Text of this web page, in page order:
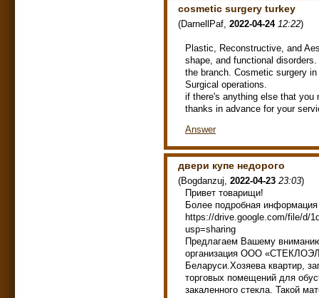
cosmetic surgery turkey
(DarnellPaf 2022-04-24 12:22)
Plastic, Reconstructive, and
shape, and functional
the branch. Cosmetic surgery
Surgical operations.
if there's anything else that you
thanks in advance for your
Answer
двери купе недорого
(Bogdanzuj, 2022-04-23 23:03)
Привет товарищи!
Более подробная
https://drive.google.com/file/d/
usp=sharing
Предлагаем Вашему
организация ООО
Беларуси.Хозяева квартир,
торговых помещений для
закаленного стекла. Такой